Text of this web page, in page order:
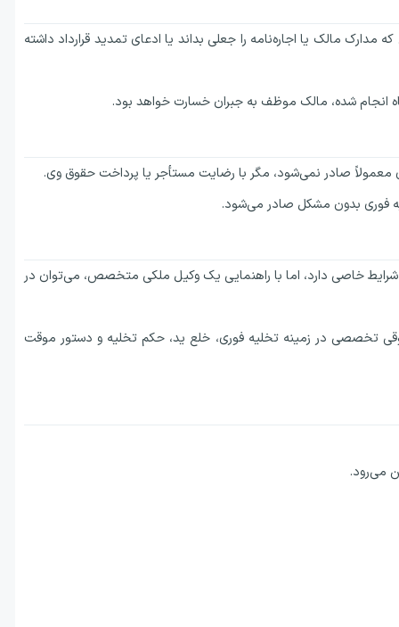
مالک یا اجاره‌نامه را جعلی بداند یا ادعای تمدید قرارداد داشته
انجام شده، مالک موظف به جبران خسارت خواهد بود.
صادر نمی‌شود، مگر با رضایت مستأجر یا پرداخت حقوق وی.
شرایط خاصی دارد، اما با راهنمایی یک وکیل ملکی متخصص، می‌توان در
تخصصی در زمینه تخلیه فوری، خلع ید، حکم تخلیه و دستور موقت
می‌رود.